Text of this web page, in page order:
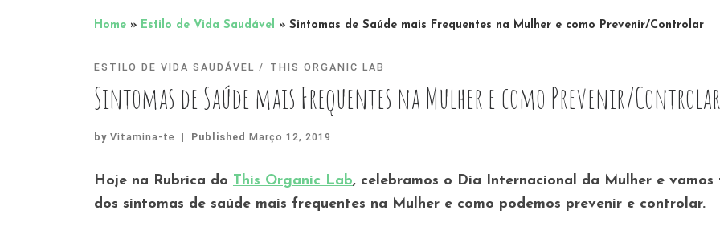
Home » Estilo de Vida Saudável » Sintomas de Saúde mais Frequentes na Mulher e como Prevenir/Controlar
ESTILO DE VIDA SAUDÁVEL THIS ORGANIC LAB
Sintomas de Saúde mais Frequentes na Mulher e como Prevenir/Controlar
by Vitamina-te | Published Março 12, 2019
Hoje na Rubrica do This Organic Lab, celebramos o Dia Internacional da Mulher e vamos
dos sintomas de saúde mais frequentes na Mulher e como podemos prevenir e controlar.